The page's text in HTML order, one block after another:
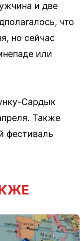
и две
что
но сейчас
или
Сардык
Также
фестиваль